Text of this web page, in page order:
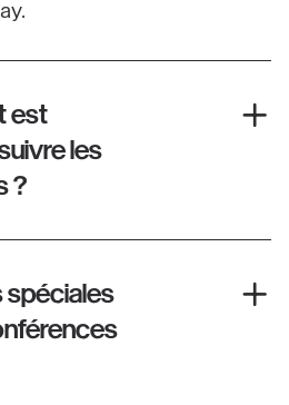
est
les
?
spéciales